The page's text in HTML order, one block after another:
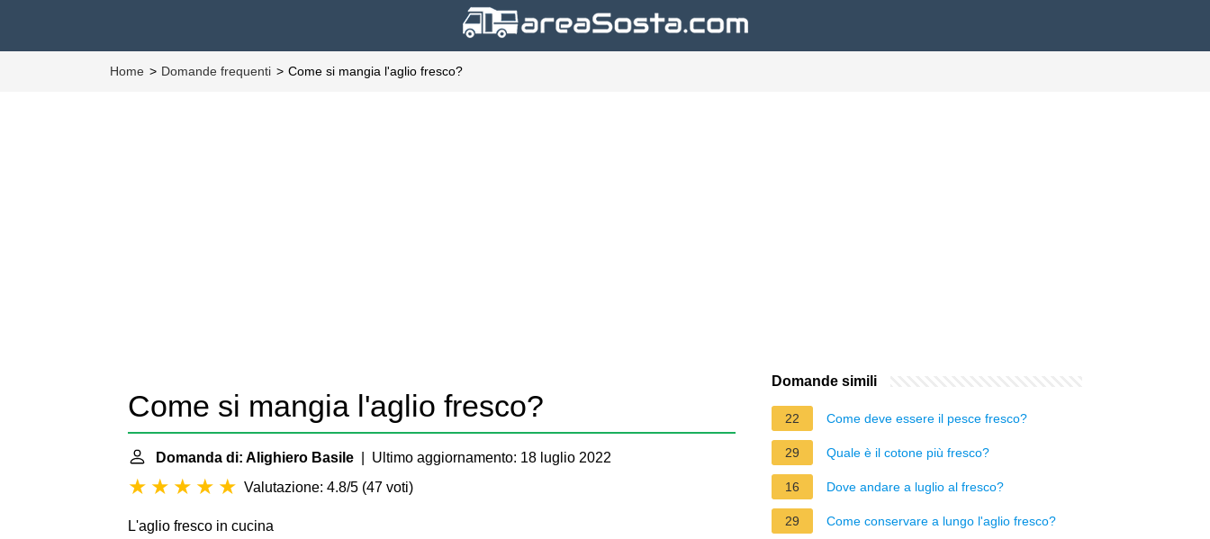
Home Domande frequenti Come si mangia l'aglio fresco?
Come si mangia l'aglio fresco?
Domanda di: Alighiero Basile | Ultimo aggiornamento: 18 luglio 2022
Valutazione: 4.8/5 (47 voti)
L'aglio fresco in cucina
Domande simili
22 Come deve essere il pesce fresco?
29 Quale è il cotone più fresco?
16 Dove andare a luglio al fresco?
29 Come conservare a lungo l'aglio fresco?